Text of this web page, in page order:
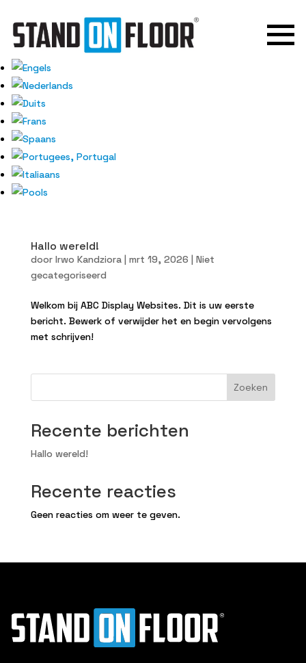
Hallo wereld!
door Irwo Kandziora| mrt 19, 2026 | Niet
gecategoriseerd
Welkom bij ABC Display Websites. Dit is uw eerste
bericht. Bewerk of verwijder het en begin vervolgens
met schrijven!
Zoeken
Recente berichten
Hallo wereld!
Recente reacties
Geen reacties om weer te geven.